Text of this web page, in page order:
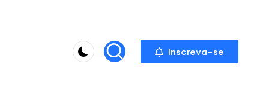
Inscreva-se